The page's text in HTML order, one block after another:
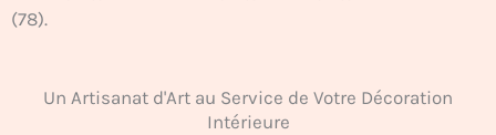
(78).
Un Artisanat d'Art au Service de Votre Décoration
Intérieure